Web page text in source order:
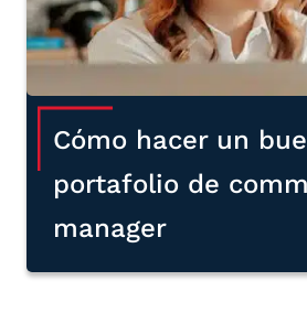
Cómo hacer un
portafolio de
manager